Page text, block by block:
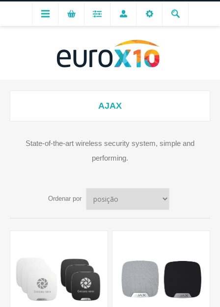
AJAX
State-of-the-art wireless security system, simple and
performing.
Ordenar por